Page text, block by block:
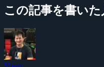
この記事を書いた